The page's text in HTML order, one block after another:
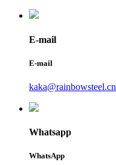
E-mail
E-mail
kaka@rainbowsteel.cn
Whatsapp
WhatsApp